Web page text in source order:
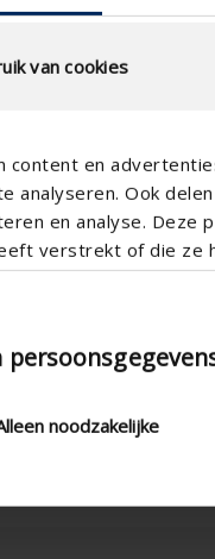
van cookies
content en
analyseren. Ook
en analyse. Deze
verstrekt of die ze
noodzakelijke